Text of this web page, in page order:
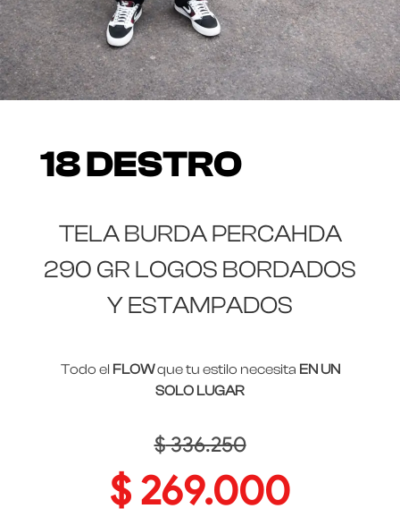
18 DESTRO
TELA BURDA PERCAHDA
290 GR LOGOS BORDADOS
Y ESTAMPADOS
Todo el FLOWque tu estilo necesita EN UN
SOLO LUGAR
$336.250
$ 269.000